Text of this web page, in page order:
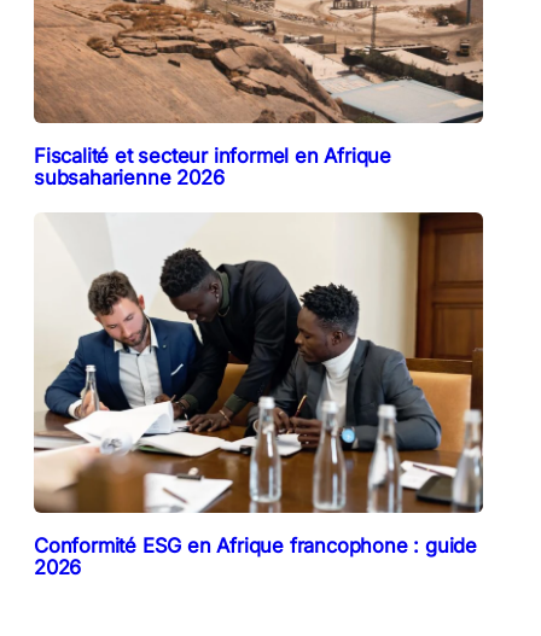
Fiscalité et secteur informel en Afrique
subsaharienne 2026
Conformité ESG en Afrique francophone : guide
2026